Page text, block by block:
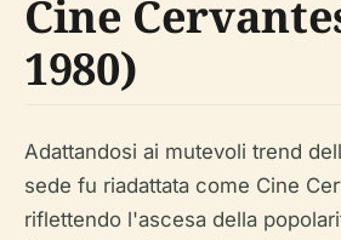
Cine
1980)
Adattandosi ai mutevoli trend
sede fu riadattata come Cine
riflettendo l'ascesa della